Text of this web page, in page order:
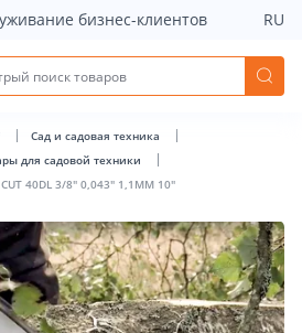
CUT 40DL 3/8&quot;
бизнес-клиентов RU
Сад и садовая техника
для садовой техники
CUT 40DL 3/8" 0,043" 1,1MM 10"